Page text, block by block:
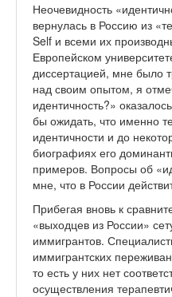
Неочевидность
вернулась в Россию из
Self и всеми их
Европейском
диссертацией, мне было
над своим опытом, я
идентичность?»
бы ожидать, что именно
идентичности и до
биографиях его
примеров. Вопросы об
мне, что в России
Прибегая вновь к
«выходцев из России»
иммигрантов.
иммигрантских
то есть у них нет
осуществления